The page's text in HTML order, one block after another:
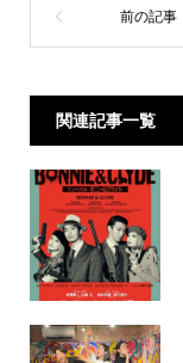
関連記事一覧